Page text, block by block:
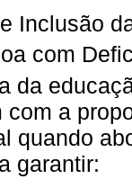
Inclusão
com
da
com a
quando
garantir: